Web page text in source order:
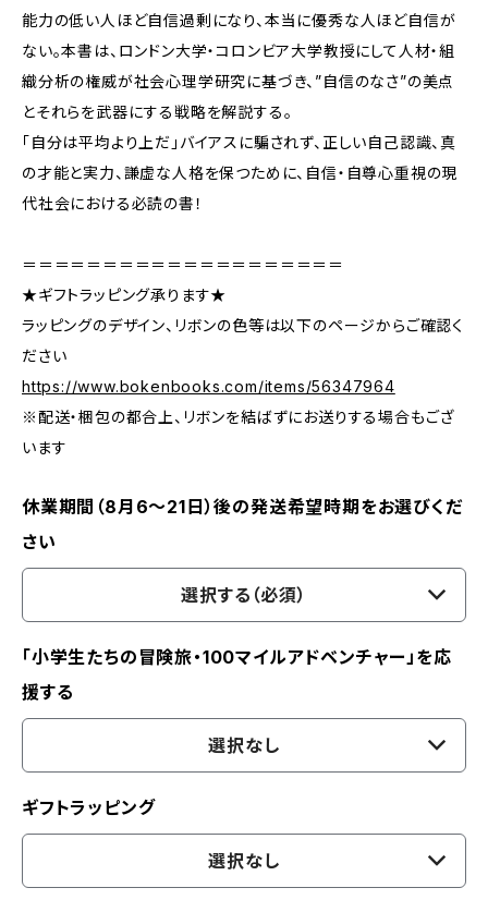
能力の低い人ほど自信過剰になり、本当に優秀な人ほど自信が
ない。本書は、ロンドン大学・コロンビア大学教授にして人材・組
織分析の権威が社会心理学研究に基づき、”自信のなさ”の美点
とそれらを武器にする戦略を解説する。
「自分は平均より上だ」バイアスに騙されず、正しい自己認識、真
の才能と実力、謙虚な人格を保つために、自信・自尊心重視の現
代社会における必読の書！
＝＝＝＝＝＝＝＝＝＝＝＝＝＝＝＝＝＝＝＝
★ギフトラッピング承ります★
ラッピングのデザイン、リボンの色等は以下のページからご確認く
ださい
https://www.bokenbooks.com/items/56347964
※配送・梱包の都合上、リボンを結ばずにお送りする場合もござ
います
休業期間（8月6〜21日）後の発送希望時期をお選びくだ
さい
選択する（必須）
「小学生たちの冒険旅・100マイルアドベンチャー」を応
援する
選択なし
ギフトラッピング
選択なし